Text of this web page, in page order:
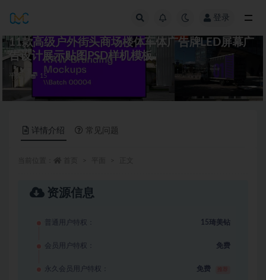
登录
11款高级户外街头商场楼体车体广告牌LED屏幕广
告设计展示贴图PSD样机模板
平面 15
详情介绍 常见问题
资源信息
普通用户特权： 15琦美钻
会员用户特权： 免费
永久会员用户特权： 免费